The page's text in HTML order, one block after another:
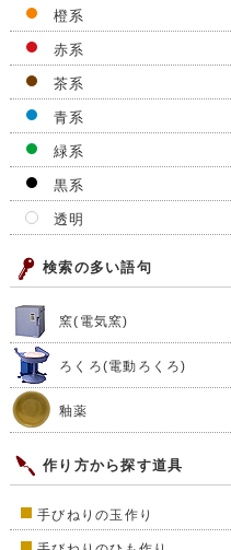
橙系
赤系
茶系
青系
緑系
黒系
透明
検索の多い語句
窯(電気窯)
ろくろ(電動ろくろ)
釉薬
作り方から探す道具
手びねりの玉作り